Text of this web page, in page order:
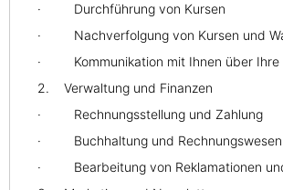
· Durchführung von Kursen
· Nachverfolgung von Kursen und
· Kommunikation mit Ihnen über Ihre
2. Verwaltung und Finanzen
· Rechnungsstellung und Zahlung
· Buchhaltung und Rechnungswesen
· Bearbeitung von Reklamationen